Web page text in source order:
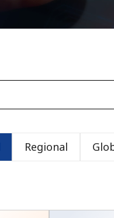
Inicia
o
Regional